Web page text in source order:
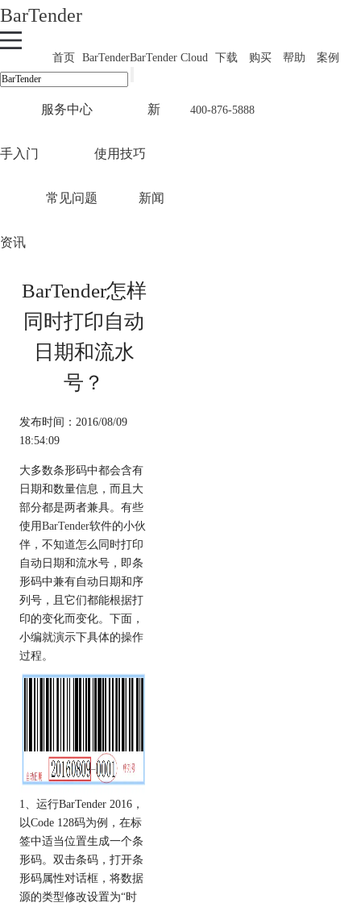
BarTender
首页 BarTenderBarTender Cloud 下载 购买 帮助 案例
400-876-5888
服务中心 新
手入门 使用技巧
常见问题 新闻
资讯
BarTender怎样
同时打印自动
日期和流水
号？
发布时间：2016/08/09
18:54:09
大多数条形码中都会含有
日期和数量信息，而且大
部分都是两者兼具。有些
使用BarTender软件的小伙
伴，不知道怎么同时打印
自动日期和流水号，即条
形码中兼有自动日期和序
列号，且它们都能根据打
印的变化而变化。下面，
小编就演示下具体的操作
过程。
1、运行BarTender 2016，
以Code 128码为例，在标
签中适当位置生成一个条
形码。双击条码，打开条
形码属性对话框，将数据
源的类型修改设置为“时